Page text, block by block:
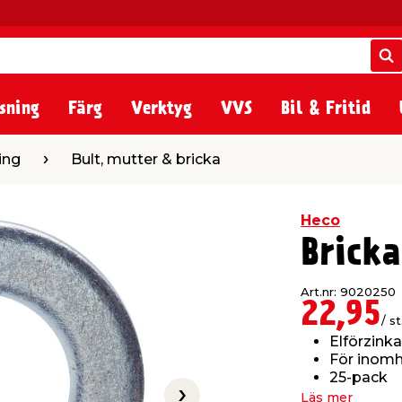
Färg Verktyg VVS Bil & Fritid
mutter & brickaBult, mutter & bricka
Heco
Art.nr: 9020250
22,95/ st.
För
25-pack
Läs mer